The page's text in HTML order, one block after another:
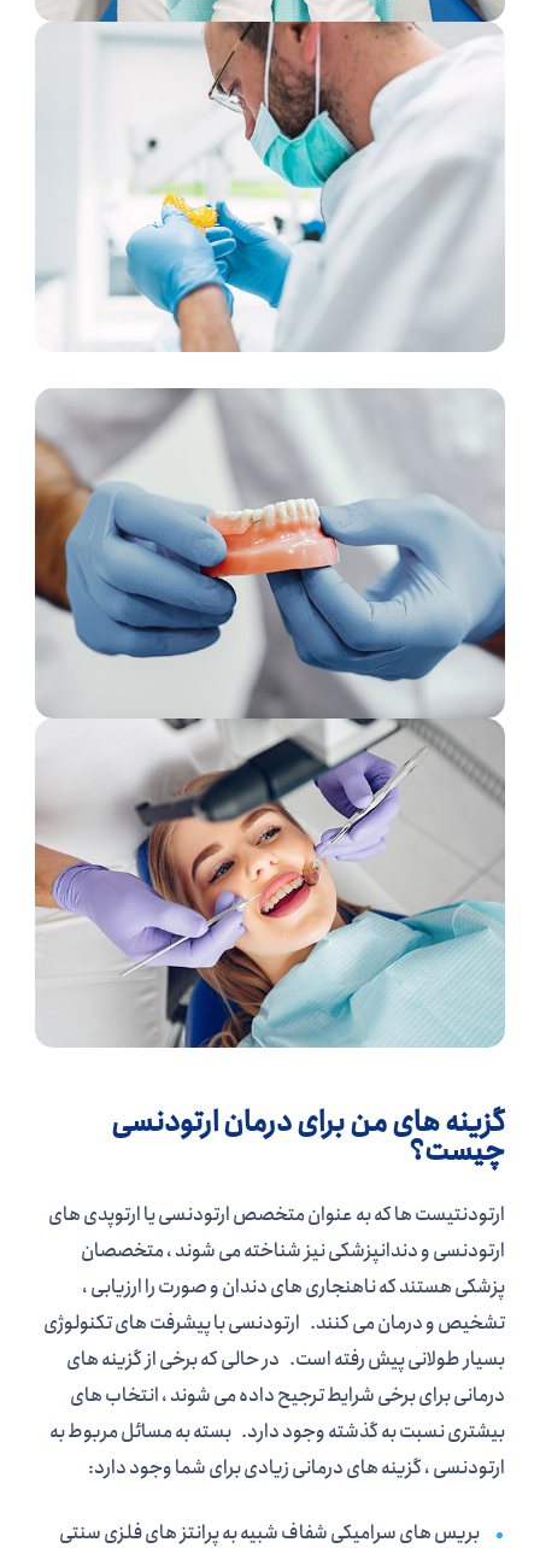
گزینه های من برای درمان ارتودنسی
چیست؟
ارتودنتیست ها که به عنوان متخصص ارتودنسی یا ارتوپدی های
ارتودنسی و دندانپزشکی نیز شناخته می شوند ، متخصصان
پزشکی هستند که ناهنجاری های دندان و صورت را ارزیابی ،
تشخیص و درمان می کنند. ارتودنسی با پیشرفت های تکنولوژی
بسیار طولانی پیش رفته است. در حالی که برخی از گزینه های
درمانی برای برخی شرایط ترجیح داده می شوند ، انتخاب های
بیشتری نسبت به گذشته وجود دارد. بسته به مسائل مربوط به
ارتودنسی ، گزینه های درمانی زیادی برای شما وجود دارد:
بریس های سرامیکی شفاف شبیه به پرانتز های فلزی سنتی